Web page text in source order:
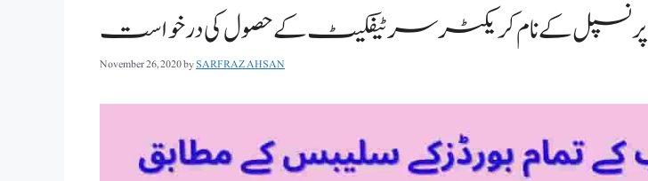
پرنسپل کے نام کریکٹر سرٹیفکیٹ کے حصول کی درخواست
November 26, 2020bySARFRAZ AHSAN